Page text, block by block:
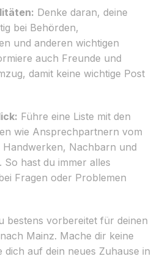
Denke daran, deine
bei Behörden,
und anderen wichtigen
auch Freunde und
damit keine wichtige Post
Führe eine Liste mit den
wie Ansprechpartnern vom
Nachbarn und
So hast du immer alles
Fragen oder Problemen
bestens vorbereitet für deinen
Mainz. Mache dir keine
auf dein neues Zuhause in